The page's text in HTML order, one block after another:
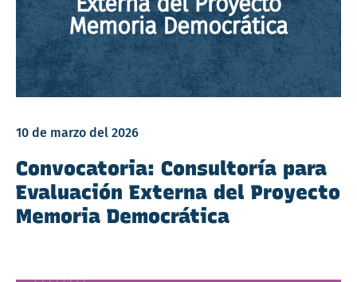
10 de marzo del 2026
Convocatoria: Consultoría para
Evaluación Externa del Proyecto
Memoria Democrática